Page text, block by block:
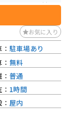
、地元産の食材を
沿いを走る快適な
としても最適で
わうことができま
指定されており、
お気に入り
駐車場あり
無料
普通
1時間
屋内